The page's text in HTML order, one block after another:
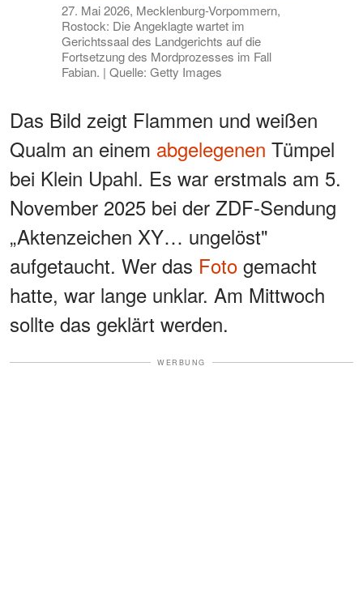
27. Mai 2026, Mecklenburg-Vorpommern,
Rostock: Die Angeklagte wartet im
Gerichtssaal des Landgerichts auf die
Fortsetzung des Mordprozesses im Fall
Fabian. | Quelle: Getty Images
Das Bild zeigt Flammen und weißen
Qualm an einem abgelegenen Tümpel
bei Klein Upahl. Es war erstmals am 5.
November 2025 bei der ZDF-Sendung
„Aktenzeichen XY… ungelöst"
aufgetaucht. Wer das Foto gemacht
hatte, war lange unklar. Am Mittwoch
sollte das geklärt werden.
WERBUNG